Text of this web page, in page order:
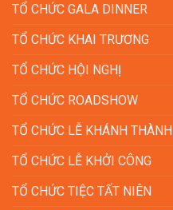
TỔ CHỨC GALA DINNER
TỔ CHỨC KHAI TRƯƠNG
TỔ CHỨC HỘI NGHỊ
TỔ CHỨC ROADSHOW
TỔ CHỨC LỄ KHÁNH THÀNH
TỔ CHỨC LỄ KHỞI CÔNG
TỔ CHỨC TIỆC TẤT NIÊN